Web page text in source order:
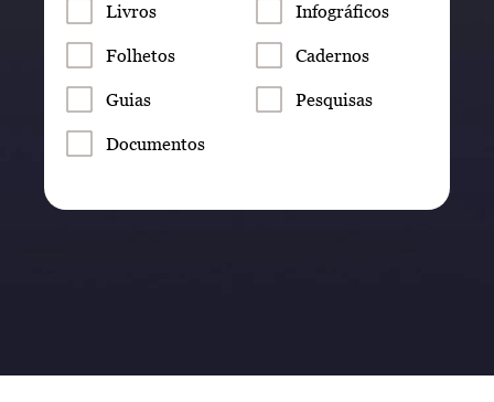
Livros Infográficos
Folhetos Cadernos
Guias Pesquisas
Documentos